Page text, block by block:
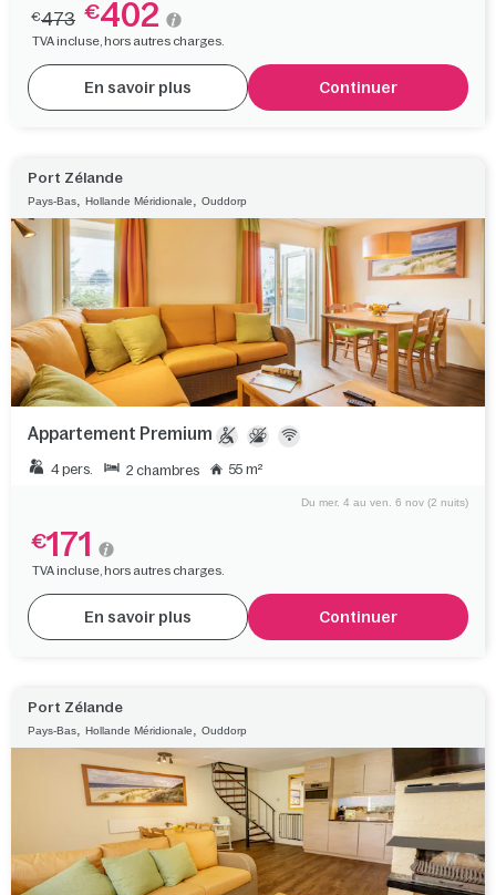
€473 €402
TVA incluse, hors autres charges.
En savoir plus Continuer
Port Zélande
Pays-Bas, Hollande Méridionale, Ouddorp
Appartement Premium
4 pers. 2 chambres 55 m²
Du mer. 4 au ven. 6 nov (2 nuits)
€171
TVA incluse, hors autres charges.
En savoir plus Continuer
Port Zélande
Pays-Bas, Hollande Méridionale, Ouddorp